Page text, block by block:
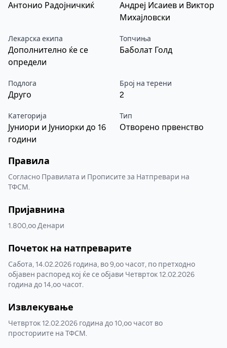
Антонио Радојничкиќ
Андреј Исаиев и Виктор
Михајловски
Лекарска екипа
Дополнително ќе се
определи
Топчиња
Баболат Голд
Подлога
Друго
Број на терени
2
Категорија
Јуниори и Јуниорки до 16
години
Тип
Отворено првенство
Правила
Согласно Правилата и Прописите за Натпревари на
ТФСМ.
Пријавнина
1.800,оо Денари
Почеток на натпреварите
Сабота, 14.02.2026 година, во 9,оо часот, по претходно
објавен распоред кој ќе се објави Четврток 12.02.2026
година до 14,оо часот.
Извлекување
Четврток 12.02.2026 година до 10,оо часот во
просториите на ТФСМ.